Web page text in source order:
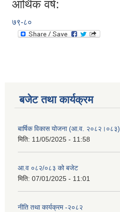
आर्थिक वर्ष:
७९-८०
बजेट तथा कार्यक्रम
बार्षिक विकास योजना (आ.व. २०८२।०८३)
मिति: 11/05/2025 - 11:58
आ.व ०८२/०८३ को बजेट
मिति: 07/01/2025 - 11:01
नीति तथा कार्यक्रम -२०८२